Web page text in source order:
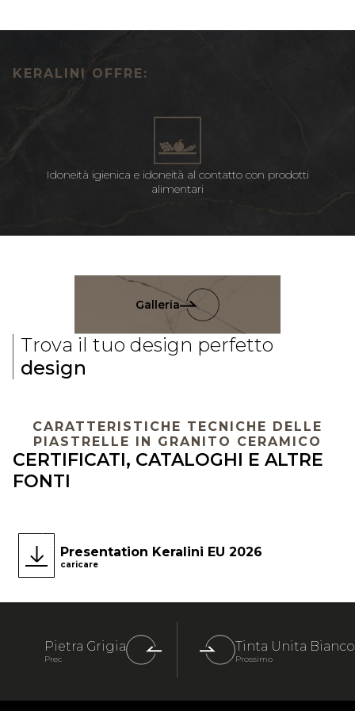
KERALINI OFFRE:
Idoneità igienica e idoneità al contatto con prodotti
alimentari
Galleria
Trova il tuo design perfetto
design
CARATTERISTICHE TECNICHE DELLE
PIASTRELLE IN GRANITO CERAMICO
CERTIFICATI, CATALOGHI E ALTRE
FONTI
Presentation Keralini EU 2026
caricare
Pietra Grigia
Prec
Tinta Unita Bianco
Prossimo